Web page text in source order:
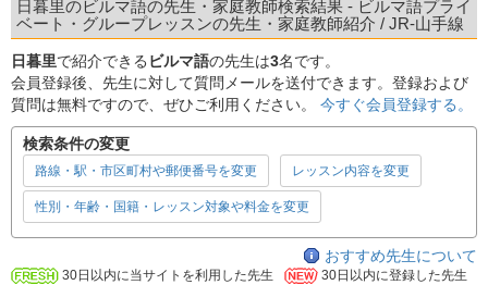
日暮里のビルマ語の先生・家庭教師検索結果 - ビルマ語プライ
ベート・グループレッスンの先生・家庭教師紹介 / JR-山手線
日暮里で紹介できる ビルマ語の先生は3名です。
会員登録後、先生に対して質問メールを送付できます。登録および
質問は無料ですので、ぜひご利用ください。 今すぐ会員登録する。
検索条件の変更
路線・駅・市区町村や郵便番号を変更 レッスン内容を変更
性別・年齢・国籍・レッスン対象や料金を変更
おすすめ先生について
30日以内に当サイトを利用した先生
30日以内に登録した先生